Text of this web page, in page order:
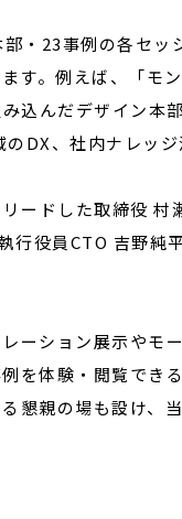
23事例の各セッ
す。例えば、「モ
込んだデザイン本
DX、社内ナレッ
ドした取締役 村
行役員CTO 吉野純
ション展示やモ
を体験・閲覧でき
懇親の場も設け、